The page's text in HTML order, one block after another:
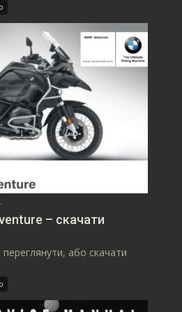
– скачати
переглянути, або скачати